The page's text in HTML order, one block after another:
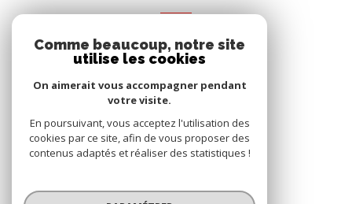
Nous suivre
© 2026 | Tous droits réservés
Comme beaucoup, notre site
utilise les cookies
On aimerait vous accompagner pendant
votre visite.
En poursuivant, vous acceptez l'utilisation des
cookies par ce site, afin de vous proposer des
contenus adaptés et réaliser des statistiques !